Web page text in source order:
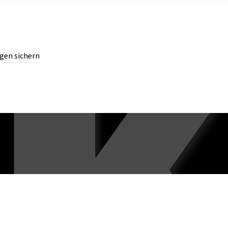
sichern